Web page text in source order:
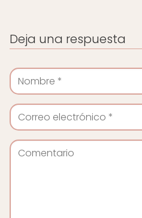
Deja una respuesta